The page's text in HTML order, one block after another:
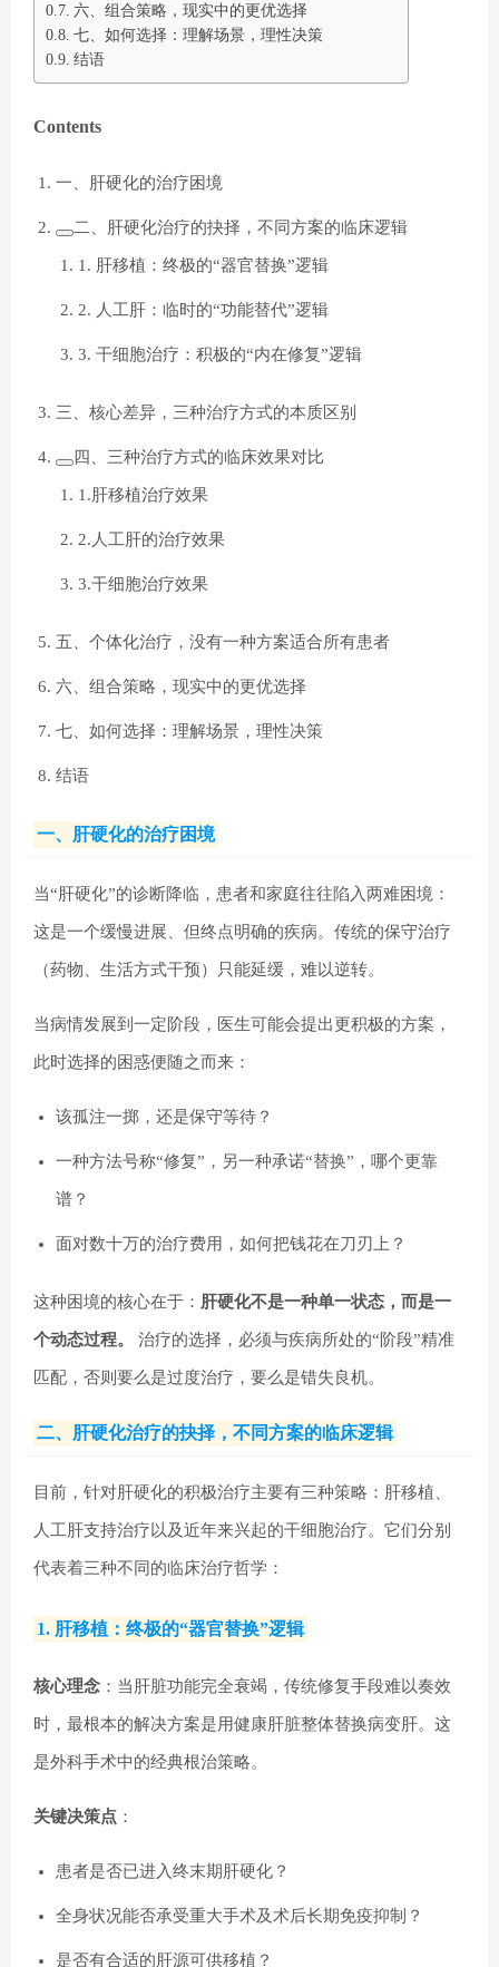
六、组合策略，现实中的更优选择
七、如何选择：理解场景，理性决策
结语
Contents
一、肝硬化的治疗困境
二、肝硬化治疗的抉择，不同方案的临床逻辑
1. 肝移植：终极的“器官替换”逻辑
2. 人工肝：临时的“功能替代”逻辑
3. 干细胞治疗：积极的“内在修复”逻辑
三、核心差异，三种治疗方式的本质区别
四、三种治疗方式的临床效果对比
1.肝移植治疗效果
2.人工肝的治疗效果
3.干细胞治疗效果
五、个体化治疗，没有一种方案适合所有患者
六、组合策略，现实中的更优选择
七、如何选择：理解场景，理性决策
结语
一、肝硬化的治疗困境
当“肝硬化”的诊断降临，患者和家庭往往陷入两难困境：
这是一个缓慢进展、但终点明确的疾病。传统的保守治疗
（药物、生活方式干预）只能延缓，难以逆转。
当病情发展到一定阶段，医生可能会提出更积极的方案，
此时选择的困惑便随之而来：
该孤注一掷，还是保守等待？
一种方法号称“修复”，另一种承诺“替换”，哪个更靠
谱？
面对数十万的治疗费用，如何把钱花在刀刃上？
这种困境的核心在于： 肝硬化不是一种单一状态，而是一
个动态过程。 治疗的选择，必须与疾病所处的“阶段”精准
匹配，否则要么是过度治疗，要么是错失良机。
二、肝硬化治疗的抉择，不同方案的临床逻辑
目前，针对肝硬化的积极治疗主要有三种策略：肝移植、
人工肝支持治疗以及近年来兴起的干细胞治疗。它们分别
代表着三种不同的临床治疗哲学：
1. 肝移植：终极的“器官替换”逻辑
核心理念 ：当肝脏功能完全衰竭，传统修复手段难以奏效
时，最根本的解决方案是用健康肝脏整体替换病变肝。这
是外科手术中的经典根治策略。
关键决策点 ：
患者是否已进入终末期肝硬化？
全身状况能否承受重大手术及术后长期免疫抑制？
是否有合适的肝源可供移植？